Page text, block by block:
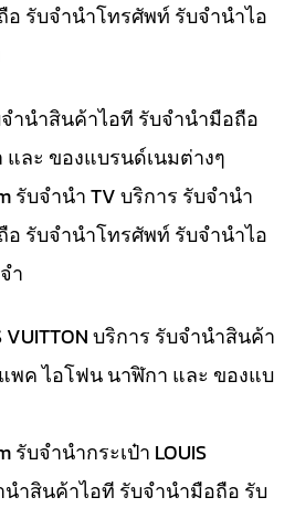
รับจำนำโทรศัพท์ รับจำนำไอ
ำนำสินค้าไอที รับจำนำมือถือ
ละ ของแบรนด์เนมต่างๆ
รับจำนำ TV บริการ รับจำนำ
รับจำนำโทรศัพท์ รับจำนำไอ
ำ
VUITTON บริการ รับจำนำสินค้า
พค ไอโฟน นาฬิกา และ ของแบ
บจำนำกระเป๋า LOUIS
นำสินค้าไอที รับจำนำมือถือ รับ